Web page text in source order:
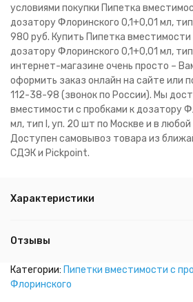
условиями покупки Пипетка
дозатору Флоринского 0,1+0,01 мл,
980 руб. Купить Пипетка вместимости
дозатору Флоринского 0,1+0,01 мл,
интернет-магазине очень просто –
оформить заказ онлайн на сайте или
112-38-98 (звонок по России). Мы
вместимости с пробками к дозатору
мл, тип I, уп. 20 шт по Москве и в любой
Доступен самовывоз товара из
СДЭК и Pickpoint.
Характеристики
Отзывы
Категории: Пипетки вместимости с
Флоринского